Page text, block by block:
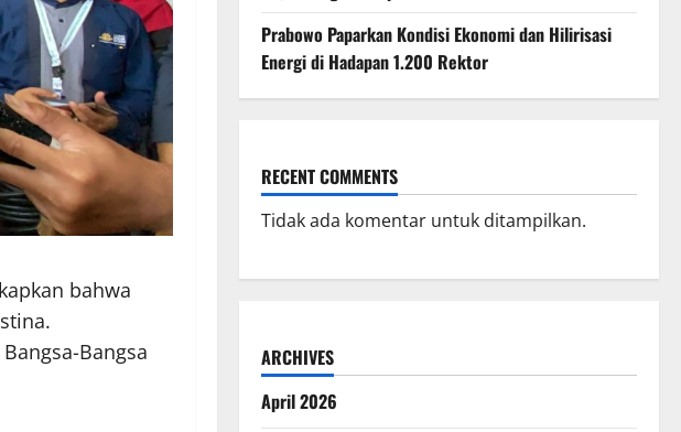
bahwa
Bangsa
Prabowo Paparkan Kondisi Ekonomi dan Hilirisasi
Energi di Hadapan 1.200 Rektor
RECENT COMMENTS
Tidak ada komentar untuk ditampilkan.
ARCHIVES
April 2026